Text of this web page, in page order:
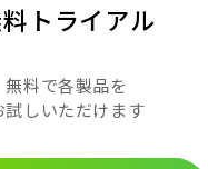
トライアル
無料で各製品を
試しいただけます